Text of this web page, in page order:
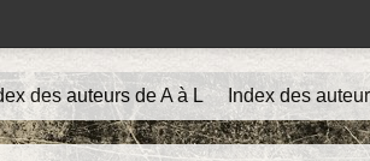
des auteurs de A à L Index des